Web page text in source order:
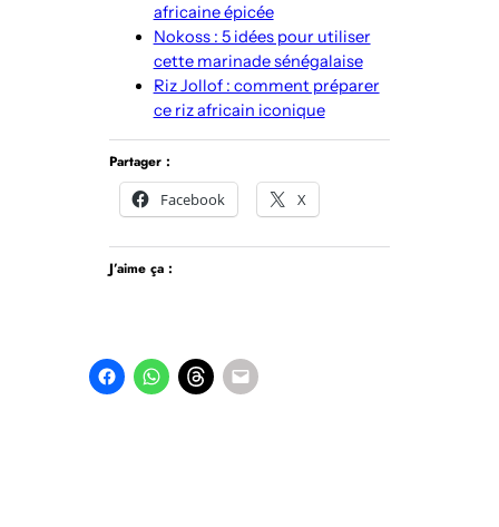
africaine épicée
Nokoss : 5 idées pour utiliser
cette marinade sénégalaise
Riz Jollof : comment préparer
ce riz africain iconique
Partager :
Facebook
X
J’aime ça :